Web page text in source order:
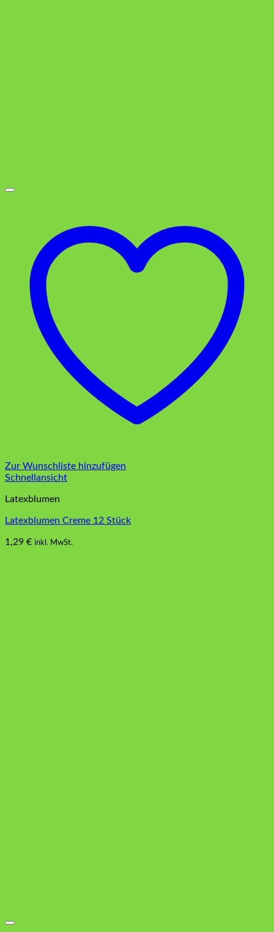
Zur Wunschliste hinzufügen
Schnellansicht
Latexblumen
Latexblumen Creme 12 Stück
1,29 € inkl. MwSt.